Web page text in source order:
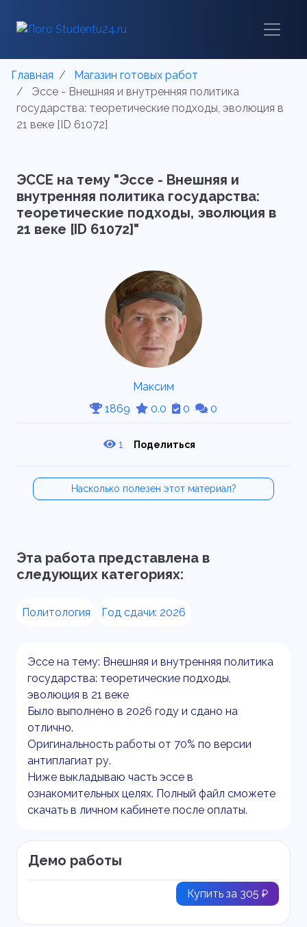
Главная
Магазин готовых работ
Эссе - Внешняя и внутренняя политика
государства: теоретические подходы, эволюция в
21 веке [ID 61072]
ЭССЕ на тему "Эссе - Внешняя и
внутренняя политика государства:
теоретические подходы, эволюция в
21 веке [ID 61072]"
Максим
1869
0.0 0 0
1 Поделиться
Насколько полезен этот материал?
Эта работа представлена в
следующих категориях:
Политология Год сдачи: 2026
Эссе на тему: Внешняя и внутренняя политика
государства: теоретические подходы,
эволюция в 21 веке
Было выполнено в 2026 году и сдано на
отлично.
Оригинальность работы от 70% по версии
антиплагиат ру.
Ниже выкладываю часть эссе в
ознакомительных целях. Полный файл сможете
скачать в личном кабинете после оплаты.
Демо работы
Купить за 305 ₽